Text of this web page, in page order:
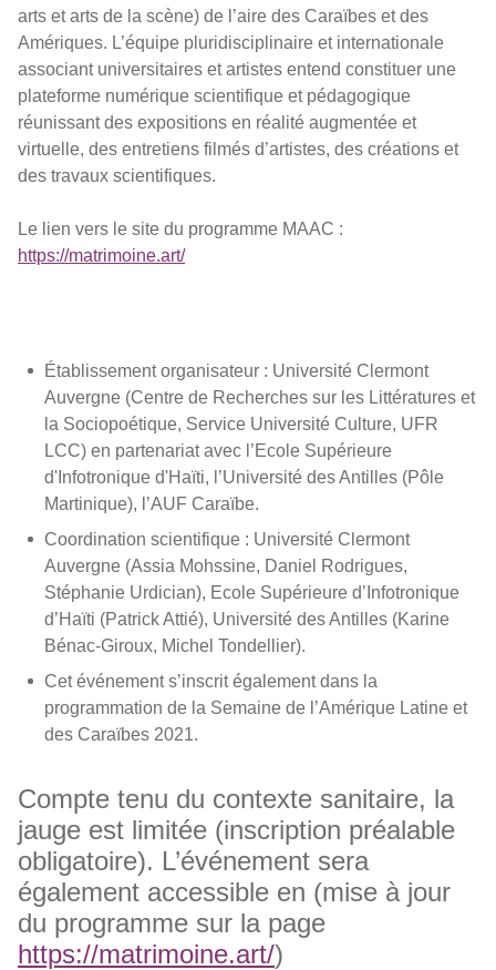
arts et arts de la scène) de l’aire des Caraïbes et des
Amériques. L’équipe pluridisciplinaire et internationale
associant universitaires et artistes entend constituer une
plateforme numérique scientifique et pédagogique
réunissant des expositions en réalité augmentée et
virtuelle, des entretiens filmés d’artistes, des créations et
des travaux scientifiques.
Le lien vers le site du programme MAAC :
https://matrimoine.art/
Établissement organisateur : Université Clermont
Auvergne (Centre de Recherches sur les Littératures et
la Sociopoétique, Service Université Culture, UFR
LCC) en partenariat avec l’Ecole Supérieure
d'Infotronique d'Haïti, l’Université des Antilles (Pôle
Martinique), l’AUF Caraïbe.
Coordination scientifique : Université Clermont
Auvergne (Assia Mohssine, Daniel Rodrigues,
Stéphanie Urdician), Ecole Supérieure d’Infotronique
d’Haïti (Patrick Attié), Université des Antilles (Karine
Bénac-Giroux, Michel Tondellier).
Cet événement s’inscrit également dans la
programmation de la Semaine de l’Amérique Latine et
des Caraïbes 2021.
Compte tenu du contexte sanitaire, la
jauge est limitée (inscription préalable
obligatoire). L’événement sera
également accessible en (mise à jour
du programme sur la page
https://matrimoine.art/)